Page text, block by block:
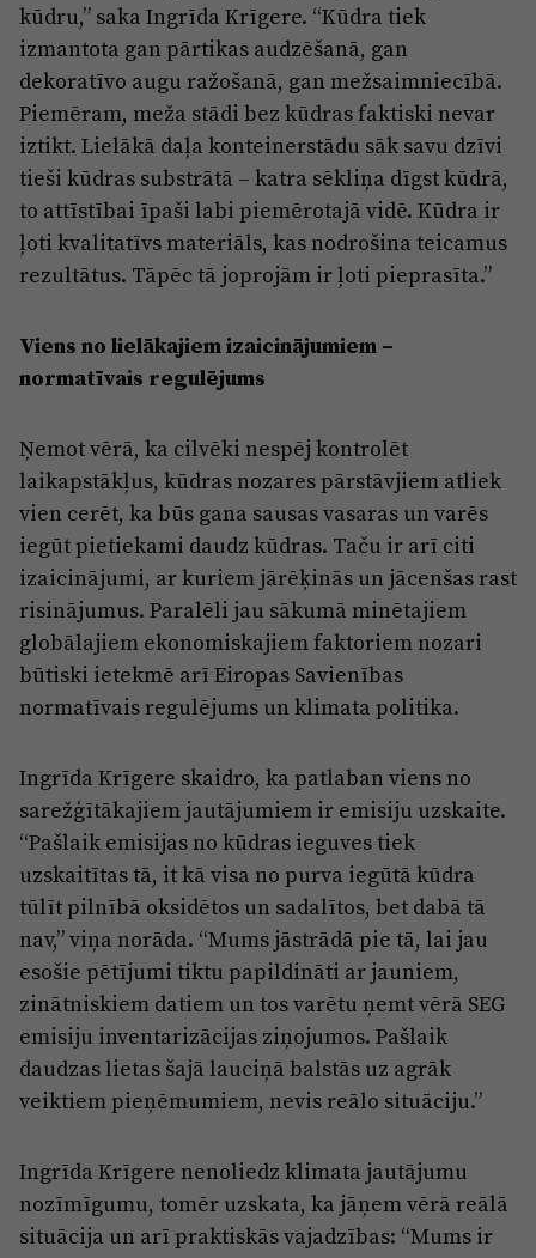
kūdru,” saka Ingrīda Krīgere. “Kūdra tiek
izmantota gan pārtikas audzēšanā, gan
dekoratīvo augu ražošanā, gan mežsaimniecībā.
Piemēram, meža stādi bez kūdras faktiski nevar
iztikt. Lielākā daļa konteinerstādu sāk savu dzīvi
tieši kūdras substrātā – katra sēkliņa dīgst kūdrā,
to attīstībai īpaši labi piemērotajā vidē. Kūdra ir
ļoti kvalitatīvs materiāls, kas nodrošina teicamus
rezultātus. Tāpēc tā joprojām ir ļoti pieprasīta.”
Viens no lielākajiem izaicinājumiem –
normatīvais regulējums
Ņemot vērā, ka cilvēki nespēj kontrolēt
laikapstākļus, kūdras nozares pārstāvjiem atliek
vien cerēt, ka būs gana sausas vasaras un varēs
iegūt pietiekami daudz kūdras. Taču ir arī citi
izaicinājumi, ar kuriem jārēķinās un jācenšas rast
risinājumus. Paralēli jau sākumā minētajiem
globālajiem ekonomiskajiem faktoriem nozari
būtiski ietekmē arī Eiropas Savienības
normatīvais regulējums un klimata politika.
Ingrīda Krīgere skaidro, ka patlaban viens no
sarežģītākajiem jautājumiem ir emisiju uzskaite.
“Pašlaik emisijas no kūdras ieguves tiek
uzskaitītas tā, it kā visa no purva iegūtā kūdra
tūlīt pilnībā oksidētos un sadalītos, bet dabā tā
nav,” viņa norāda. “Mums jāstrādā pie tā, lai jau
esošie pētījumi tiktu papildināti ar jauniem,
zinātniskiem datiem un tos varētu ņemt vērā SEG
emisiju inventarizācijas ziņojumos. Pašlaik
daudzas lietas šajā lauciņā balstās uz agrāk
veiktiem pieņēmumiem, nevis reālo situāciju.”
Ingrīda Krīgere nenoliedz klimata jautājumu
nozīmīgumu, tomēr uzskata, ka jāņem vērā reālā
situācija un arī praktiskās vajadzības: “Mums ir